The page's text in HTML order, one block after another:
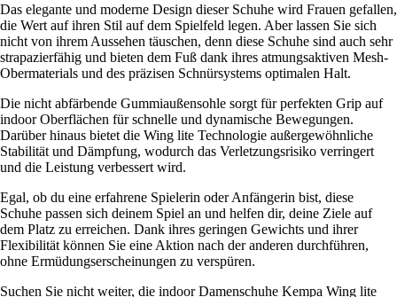
Das elegante und moderne Design dieser Schuhe wird Frauen gefallen,
die Wert auf ihren Stil auf dem Spielfeld legen. Aber lassen Sie sich
nicht von ihrem Aussehen täuschen, denn diese Schuhe sind auch sehr
strapazierfähig und bieten dem Fuß dank ihres atmungsaktiven Mesh-
Obermaterials und des präzisen Schnürsystems optimalen Halt.
Die nicht abfärbende Gummiaußensohle sorgt für perfekten Grip auf
indoor Oberflächen für schnelle und dynamische Bewegungen.
Darüber hinaus bietet die Wing lite Technologie außergewöhnliche
Stabilität und Dämpfung, wodurch das Verletzungsrisiko verringert
und die Leistung verbessert wird.
Egal, ob du eine erfahrene Spielerin oder Anfängerin bist, diese
Schuhe passen sich deinem Spiel an und helfen dir, deine Ziele auf
dem Platz zu erreichen. Dank ihres geringen Gewichts und ihrer
Flexibilität können Sie eine Aktion nach der anderen durchführen,
ohne Ermüdungserscheinungen zu verspüren.
Suchen Sie nicht weiter, die indoor Damenschuhe Kempa Wing lite